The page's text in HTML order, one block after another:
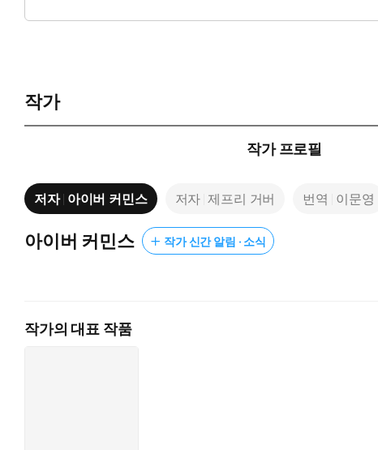
지배하는 영양학적 도그마와 근거 없는 신화들을 깨부순다. 건강
작가
작가 프로필
저자 아이버 커민스 저자 제프리 거버 번역 이문영
아이버 커민스 작가 신간 알림 · 소식
작가의 대표 작품